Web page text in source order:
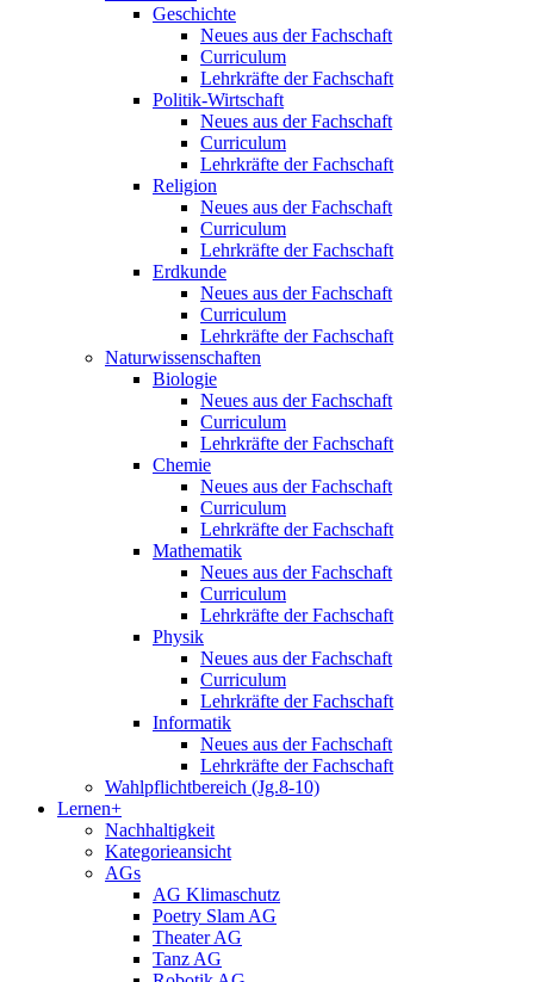
Geschichte
Neues aus der Fachschaft
Curriculum
Lehrkräfte der Fachschaft
Politik-Wirtschaft
Neues aus der Fachschaft
Curriculum
Lehrkräfte der Fachschaft
Religion
Neues aus der Fachschaft
Curriculum
Lehrkräfte der Fachschaft
Erdkunde
Neues aus der Fachschaft
Curriculum
Lehrkräfte der Fachschaft
Naturwissenschaften
Biologie
Neues aus der Fachschaft
Curriculum
Lehrkräfte der Fachschaft
Chemie
Neues aus der Fachschaft
Curriculum
Lehrkräfte der Fachschaft
Mathematik
Neues aus der Fachschaft
Curriculum
Lehrkräfte der Fachschaft
Physik
Neues aus der Fachschaft
Curriculum
Lehrkräfte der Fachschaft
Informatik
Neues aus der Fachschaft
Lehrkräfte der Fachschaft
Wahlpflichtbereich (Jg.8-10)
Lernen+
Nachhaltigkeit
Kategorieansicht
AGs
AG Klimaschutz
Poetry Slam AG
Theater AG
Tanz AG